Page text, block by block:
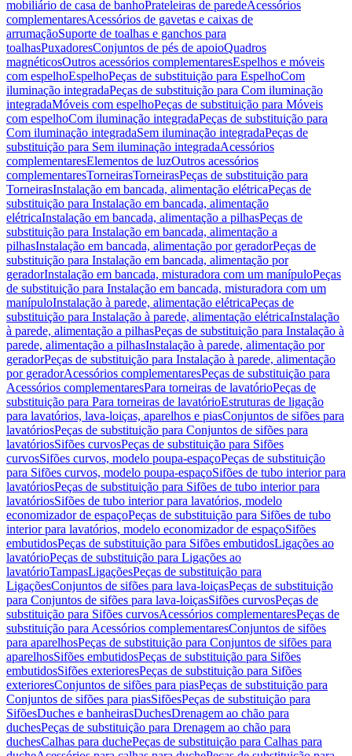
mobiliário de casa de banhoPrateleiras de paredeAcessórios
complementaresAcessórios de gavetas e caixas de
arrumaçãoSuporte de toalhas e ganchos para
toalhasPuxadoresConjuntos de pés de apoioQuadros
magnéticosOutros acessórios complementaresEspelhos e móveis
com espelhoEspelhoPeças de substituição para EspelhoCom
iluminação integradaPeças de substituição para Com iluminação
integradaMóveis com espelhoPeças de substituição para Móveis
com espelhoCom iluminação integradaPeças de substituição para
Com iluminação integradaSem iluminação integradaPeças de
substituição para Sem iluminação integradaAcessórios
complementaresElementos de luzOutros acessórios
complementaresTorneirasTorneirasPeças de substituição para
TorneirasInstalação em bancada, alimentação elétricaPeças de
substituição para Instalação em bancada, alimentação
elétricaInstalação em bancada, alimentação a pilhasPeças de
substituição para Instalação em bancada, alimentação a
pilhasInstalação em bancada, alimentação por geradorPeças de
substituição para Instalação em bancada, alimentação por
geradorInstalação em bancada, misturadora com um manípuloPeças
de substituição para Instalação em bancada, misturadora com um
manípuloInstalação à parede, alimentação elétricaPeças de
substituição para Instalação à parede, alimentação elétricaInstalação
à parede, alimentação a pilhasPeças de substituição para Instalação à
parede, alimentação a pilhasInstalação à parede, alimentação por
geradorPeças de substituição para Instalação à parede, alimentação
por geradorAcessórios complementaresPeças de substituição para
Acessórios complementaresPara torneiras de lavatórioPeças de
substituição para Para torneiras de lavatórioEstruturas de ligação
para lavatórios, lava-loiças, aparelhos e piasConjuntos de sifões para
lavatóriosPeças de substituição para Conjuntos de sifões para
lavatóriosSifões curvosPeças de substituição para Sifões
curvosSifões curvos, modelo poupa-espaçoPeças de substituição
para Sifões curvos, modelo poupa-espaçoSifões de tubo interior para
lavatóriosPeças de substituição para Sifões de tubo interior para
lavatóriosSifões de tubo interior para lavatórios, modelo
economizador de espaçoPeças de substituição para Sifões de tubo
interior para lavatórios, modelo economizador de espaçoSifões
embutidosPeças de substituição para Sifões embutidosLigações ao
lavatórioPeças de substituição para Ligações ao
lavatórioTampasLigaçõesPeças de substituição para
LigaçõesConjuntos de sifões para lava-loiçasPeças de substituição
para Conjuntos de sifões para lava-loiçasSifões curvosPeças de
substituição para Sifões curvosAcessórios complementaresPeças de
substituição para Acessórios complementaresConjuntos de sifões
para aparelhosPeças de substituição para Conjuntos de sifões para
aparelhosSifões embutidosPeças de substituição para Sifões
embutidosSifões exterioresPeças de substituição para Sifões
exterioresConjuntos de sifões para piasPeças de substituição para
Conjuntos de sifões para piasSifõesPeças de substituição para
SifõesDuches e banheirasDuchesDrenagem ao chão para
duchesPeças de substituição para Drenagem ao chão para
duchesCalhas para duchePeças de substituição para Calhas para